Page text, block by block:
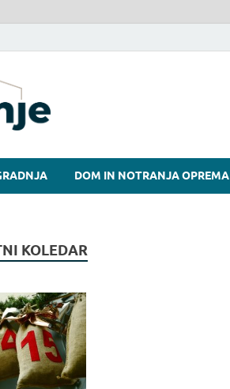
DOM IN NOTRANJA OPREMA
KOLEDAR